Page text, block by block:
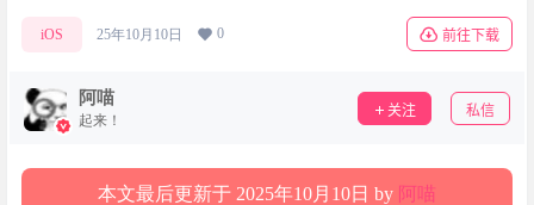
iOS 25年10月10日 0 前往下载
阿喵
起来！
关注 私信
本文最后更新于 2025年10月10日 by 阿喵